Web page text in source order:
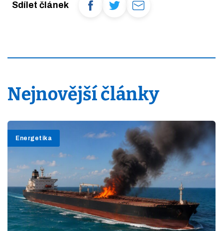
Sdílet článek
Nejnovější články
Energetika